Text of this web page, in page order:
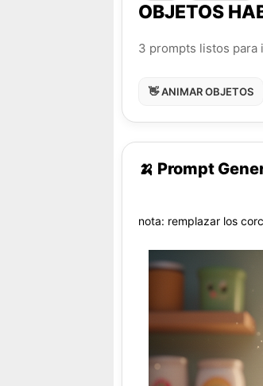
OBJETOS
3 prompts listos para
👋 ANIMAR OBJETOS
🍌 Prompt
nota: remplazar los